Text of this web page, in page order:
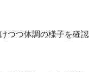
つつ体調の様子を確認